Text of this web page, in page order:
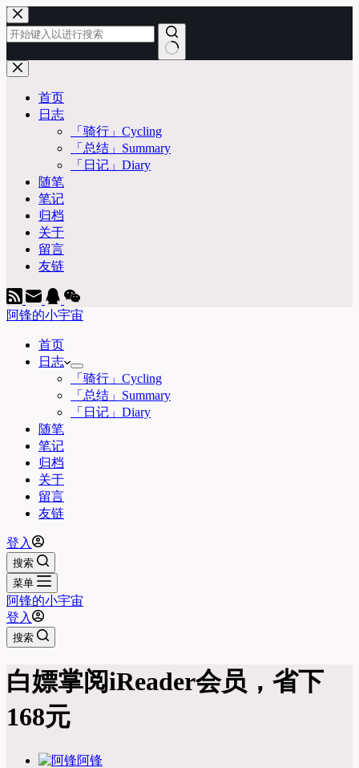
跳
至
内
容
无
首页
日志
「骑行」Cycling
「总结」Summary
「日记」Diary
随笔
笔记
归档
关于
留言
友链
阿锋的小宇宙
首页
日志
「骑行」Cycling
「总结」Summary
「日记」Diary
随笔
笔记
归档
关于
留言
友链
登入
搜索
菜单
阿锋的小宇宙
登入
搜索
白嫖掌阅iReader会员，省下
168元
阿锋